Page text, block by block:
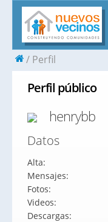
Perfil
Perfil público
henrybb
Datos
Alta:
Mensajes:
Fotos:
Videos:
Descargas: